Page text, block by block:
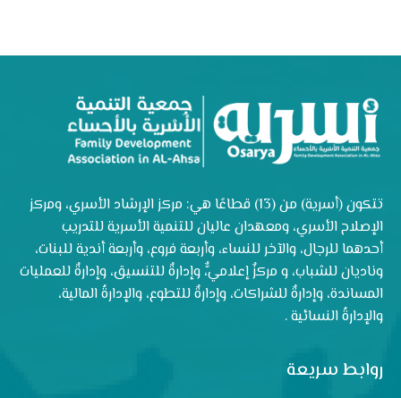
تتكون (أسرية) من (13) قطاعًا هي: مركز الإرشاد الأسري، ومركز
الإصلاح الأسري، ومعهدان عاليان للتنمية الأسرية للتدريب
أحدهما للرجال، والآخر للنساء، وأربعة فروع، وأربعة أندية للبنات،
وناديان للشباب، و مركزٌ إعلاميٌّ، وإدارةٌ للتنسيق، وإدارةٌ للعمليات
المساندة، وإدارةٌ للشراكات، وإدارةٌ للتطوع، والإدارةُ المالية،
والإدارةُ النسائية .
روابط سريعة